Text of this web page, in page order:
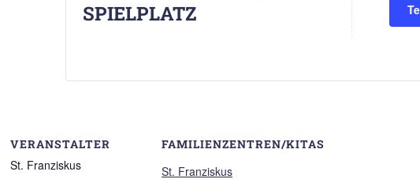
VERANSTALTER
St. Franziskus
FAMILIENZENTREN/KITAS
St. Franziskus
SPIELPLATZ